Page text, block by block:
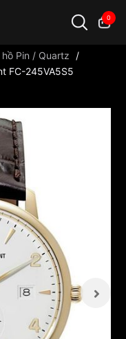
0
Pin / Quartz
/
FC-245VA5S5